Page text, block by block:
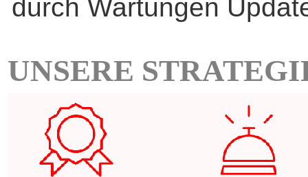
durch Wartungen
UNSERE